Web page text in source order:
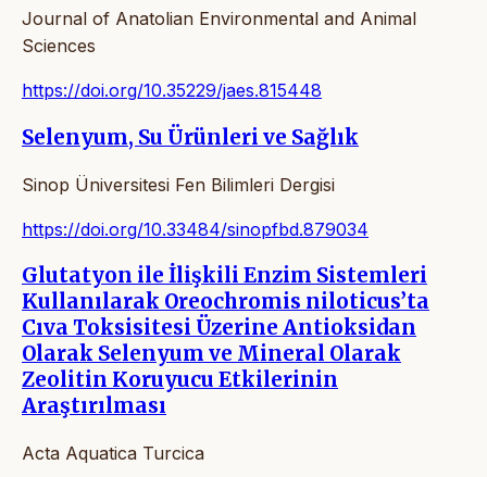
Journal of Anatolian Environmental and Animal
Sciences
https://doi.org/10.35229/jaes.815448
Selenyum, Su Ürünleri ve Sağlık
Sinop Üniversitesi Fen Bilimleri Dergisi
https://doi.org/10.33484/sinopfbd.879034
Glutatyon ile İlişkili Enzim Sistemleri
Kullanılarak Oreochromis niloticus’ta
Cıva Toksisitesi Üzerine Antioksidan
Olarak Selenyum ve Mineral Olarak
Zeolitin Koruyucu Etkilerinin
Araştırılması
Acta Aquatica Turcica